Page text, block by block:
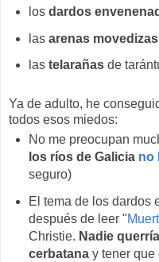
los dardos
las arenas movedizas
las telarañas de
Ya de adulto, he
todos esos miedos:
No me preocupan
los ríos de Galicia no
seguro)
El tema de los dardos
después de leer "
Christie. Nadie
cerbatanay tener que